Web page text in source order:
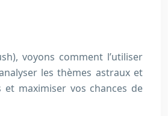
voyons comment l’utiliser
les thèmes astraux et
maximiser vos chances de